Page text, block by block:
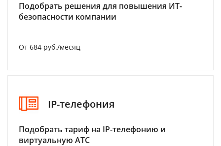
Подобрать решения для повышения ИТ-
безопасности компании
От 684 руб./месяц
IP-телефония
Подобрать тариф на IP-телефонию и
виртуальную АТС